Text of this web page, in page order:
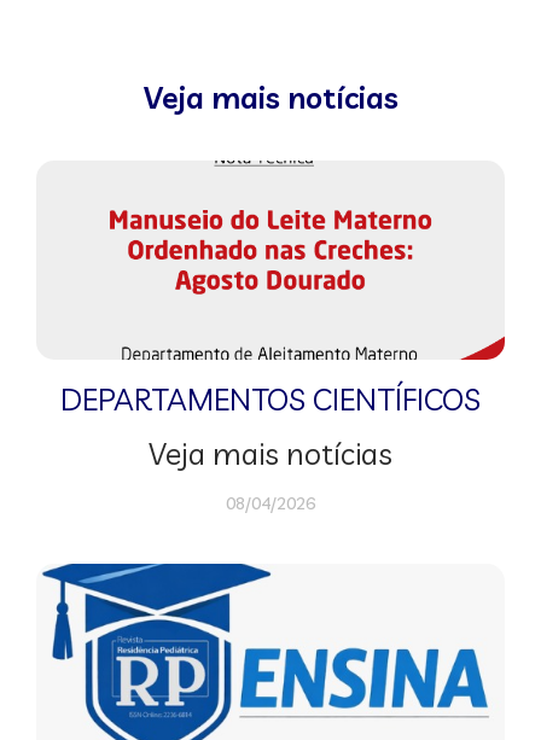
Veja mais notícias
DEPARTAMENTOS CIENTÍFICOS
Veja mais notícias
08/04/2026